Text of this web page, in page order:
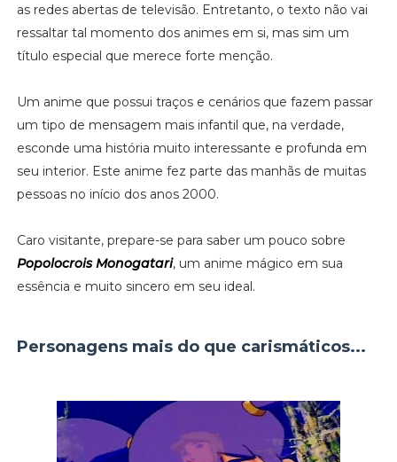
as redes abertas de televisão. Entretanto, o texto não vai
ressaltar tal momento dos animes em si, mas sim um
título especial que merece forte menção.
Um anime que possui traços e cenários que fazem passar
um tipo de mensagem mais infantil que, na verdade,
esconde uma história muito interessante e profunda em
seu interior. Este anime fez parte das manhãs de muitas
pessoas no início dos anos 2000.
Caro visitante, prepare-se para saber um pouco sobre
Popolocrois Monogatari, um anime mágico em sua
essência e muito sincero em seu ideal.
Personagens mais do que carismáticos...